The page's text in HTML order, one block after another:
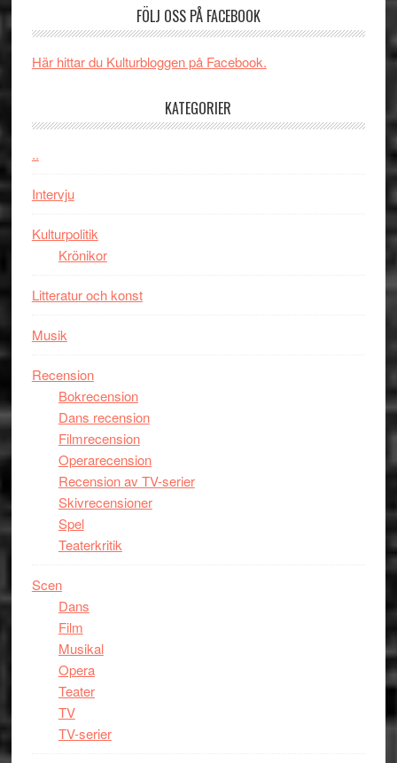
spännande
kan
FÖLJ OSS PÅ FACEBOOK
Här hittar du Kulturbloggen på Facebook.
KATEGORIER
..
Intervju
Kulturpolitik
Krönikor
Litteratur och konst
Musik
Recension
Bokrecension
Dans recension
Filmrecension
Operarecension
Recension av TV-serier
Skivrecensioner
Spel
Teaterkritik
Scen
Dans
Film
Musikal
Opera
Teater
TV
TV-serier